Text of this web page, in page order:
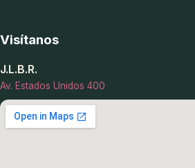
Visítanos
J.L.B.R.
Av. Estados Unidos 400